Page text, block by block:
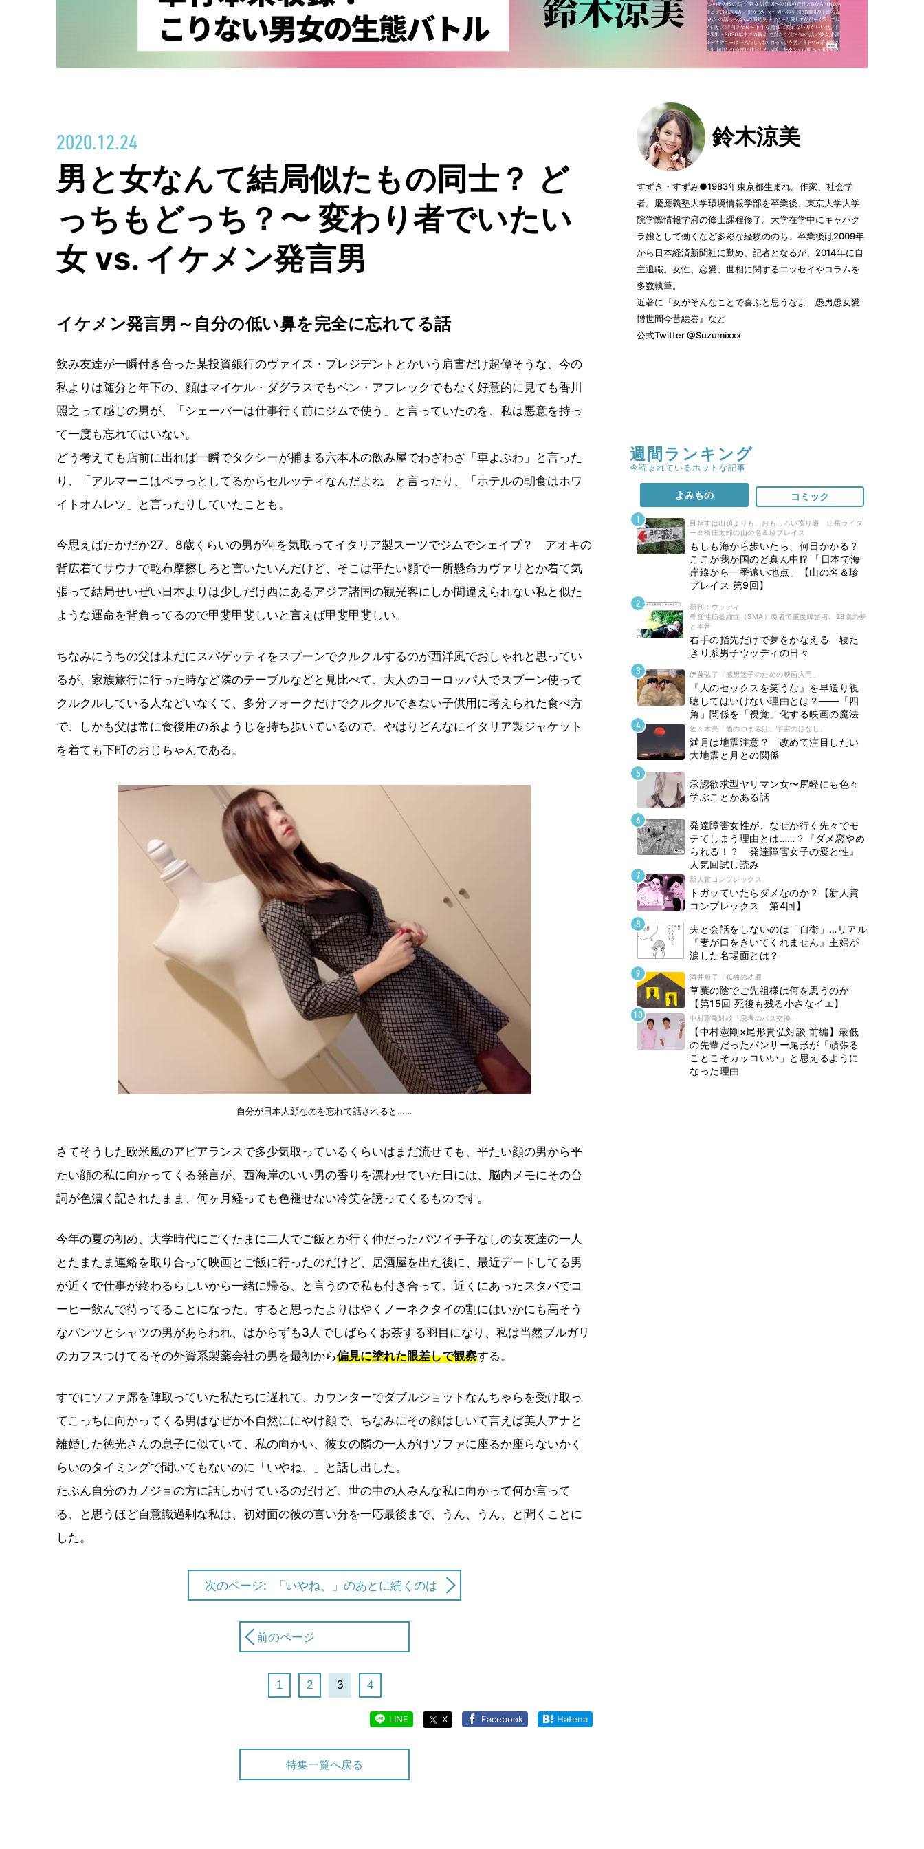
2020.12.24
男と女なんて結局似たもの同士？ ど
っちもどっち？〜 変わり者でいたい
女 vs. イケメン発言男
イケメン発言男～自分の低い鼻を完全に忘れてる話
飲み友達が一瞬付き合った某投資銀行のヴァイス・プレジデントとかいう肩書だけ超偉そうな、今の
私よりは随分と年下の、顔はマイケル・ダグラスでもベン・アフレックでもなく好意的に見ても香川
照之って感じの男が、「シェーバーは仕事行く前にジムで使う」と言っていたのを、私は悪意を持っ
て一度も忘れてはいない。
どう考えても店前に出れば一瞬でタクシーが捕まる六本木の飲み屋でわざわざ「車よぶわ」と言った
り、「アルマーニはペラっとしてるからセルッティなんだよね」と言ったり、「ホテルの朝食はホワ
イトオムレツ」と言ったりしていたことも。
今思えばたかだか27、8歳くらいの男が何を気取ってイタリア製スーツでジムでシェイブ？ アオキの
背広着てサウナで乾布摩擦しろと言いたいんだけど、そこは平たい顔で一所懸命カヴァリとか着て気
張って結局せいぜい日本よりは少しだけ西にあるアジア諸国の観光客にしか間違えられない私と似た
ような運命を背負ってるので甲斐甲斐しいと言えば甲斐甲斐しい。
ちなみにうちの父は未だにスパゲッティをスプーンでクルクルするのが西洋風でおしゃれと思ってい
るが、家族旅行に行った時など隣のテーブルなどと見比べて、大人のヨーロッパ人でスプーン使って
クルクルしている人などいなくて、多分フォークだけでクルクルできない子供用に考えられた食べ方
で、しかも父は常に食後用の糸ようじを持ち歩いているので、やはりどんなにイタリア製ジャケット
を着ても下町のおじちゃんである。
自分が日本人顔なのを忘れて話されると……
さてそうした欧米風のアピアランスで多少気取っているくらいはまだ流せても、平たい顔の男から平
たい顔の私に向かってくる発言が、西海岸のいい男の香りを漂わせていた日には、脳内メモにその台
詞が色濃く記されたまま、何ヶ月経っても色褪せない冷笑を誘ってくるものです。
今年の夏の初め、大学時代にごくたまに二人でご飯とか行く仲だったバツイチ子なしの女友達の一人
とたまたま連絡を取り合って映画とご飯に行ったのだけど、居酒屋を出た後に、最近デートしてる男
が近くで仕事が終わるらしいから一緒に帰る、と言うので私も付き合って、近くにあったスタバでコ
ーヒー飲んで待ってることになった。すると思ったよりはやくノーネクタイの割にはいかにも高そう
なパンツとシャツの男があらわれ、はからずも3人でしばらくお茶する羽目になり、私は当然ブルガリ
のカフスつけてるその外資系製薬会社の男を最初から偏見に塗れた眼差しで観察する。
すでにソファ席を陣取っていた私たちに遅れて、カウンターでダブルショットなんちゃらを受け取っ
てこっちに向かってくる男はなぜか不自然ににやけ顔で、ちなみにその顔はしいて言えば美人アナと
離婚した徳光さんの息子に似ていて、私の向かい、彼女の隣の一人がけソファに座るか座らないかく
らいのタイミングで聞いてもないのに「いやね、」と話し出した。
たぶん自分のカノジョの方に話しかけているのだけど、世の中の人みんな私に向かって何か言って
る、と思うほど自意識過剰な私は、初対面の彼の言い分を一応最後まで、うん、うん、と聞くことに
した。
次のページ: 「いやね、」のあとに続くのは
前のページ
1 2 3 4
LINE X Facebook Hatena
特集一覧へ戻る
鈴木涼美
すずき・すずみ●1983年東京都生まれ。作家、社会学
者。慶應義塾大学環境情報学部を卒業後、東京大学大学
院学際情報学府の修士課程修了。大学在学中にキャバク
ラ嬢として働くなど多彩な経験ののち、卒業後は2009年
から日本経済新聞社に勤め、記者となるが、2014年に自
主退職。女性、恋愛、世相に関するエッセイやコラムを
多数執筆。
近著に『女がそんなことで喜ぶと思うなよ 愚男愚女愛
憎世間今昔絵巻』など
公式Twitter@Suzumixxx
週間ランキング
今読まれているホットな記事
よみもの コミック
目指すは山頂よりも、おもしろい寄り道 山岳ライタ
ー高橋庄太郎の山の名＆珍プレイス
もしも海から歩いたら、何日かかる？
ここが我が国のど真ん中!? 「日本で海
岸線から一番遠い地点」【山の名＆珍
プレイス 第9回】
新刊 : ウッディ
脊髄性筋萎縮症（SMA）患者で重度障害者。28歳の夢
と本音
右手の指先だけで夢をかなえる 寝た
きり系男子ウッディの日々
伊藤弘了「感想迷子のための映画入門」
『人のセックスを笑うな』を早送り視
聴してはいけない理由とは？――「四
角」関係を「視覚」化する映画の魔法
佐々木亮「酒のつまみは、宇宙のはなし」
満月は地震注意？ 改めて注目したい
大地震と月との関係
承認欲求型ヤリマン女〜尻軽にも色々
学ぶことがある話
発達障害女性が、なぜか行く先々でモ
テてしまう理由とは……？『ダメ恋やめ
られる！？ 発達障害女子の愛と性』
人気回試し読み
新人賞コンプレックス
トガッていたらダメなのか？【新人賞
コンプレックス 第4回】
夫と会話をしないのは「自衛」…リアル
『妻が口をきいてくれません』主婦が
涙した名場面とは？
酒井順子「孤独の功罪」
草葉の陰でご先祖様は何を思うのか
【第15回 死後も残る小さなイエ】
中村憲剛対談「思考のパス交換」
【中村憲剛×尾形貴弘対談 前編】最低
の先輩だったパンサー尾形が「頑張る
ことこそカッコいい」と思えるように
なった理由